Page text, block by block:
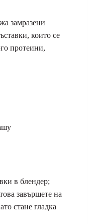
замразени
които се
протеини,
в блендер;
завършете на
стане гладка